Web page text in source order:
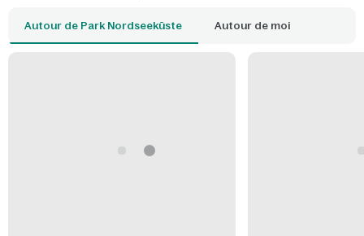
Autour de Park Nordseeküste Autour de moi